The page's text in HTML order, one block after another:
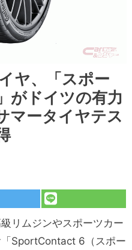
ヤ、「スポー
がドイツの有力
マータイヤテス
リムジンやスポーツカー
SportContact 6（スポー